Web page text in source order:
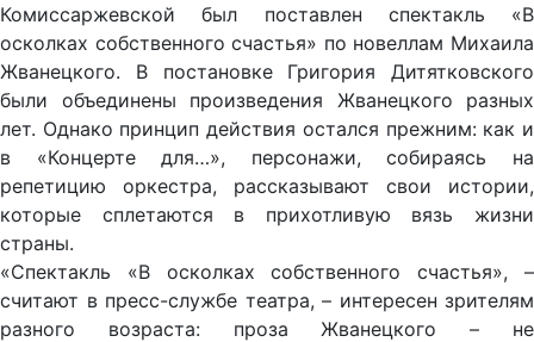
Комиссаржевской был поставлен спектакль «В
осколках собственного счастья» по новеллам Михаила
Жванецкого. В постановке Григория Дитятковского
были объединены произведения Жванецкого разных
лет. Однако принцип действия остался прежним: как и
в «Концерте для…», персонажи, собираясь на
репетицию оркестра, рассказывают свои истории,
которые сплетаются в прихотливую вязь жизни
страны.
«Спектакль «В осколках собственного счастья», –
считают в пресс-службе театра, – интересен зрителям
разного возраста: проза Жванецкого – не